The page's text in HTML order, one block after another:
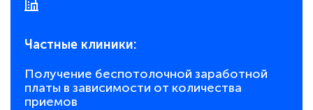
Частные клиники:
Получение беспотолочной заработной
платы в зависимости от количества
приемов